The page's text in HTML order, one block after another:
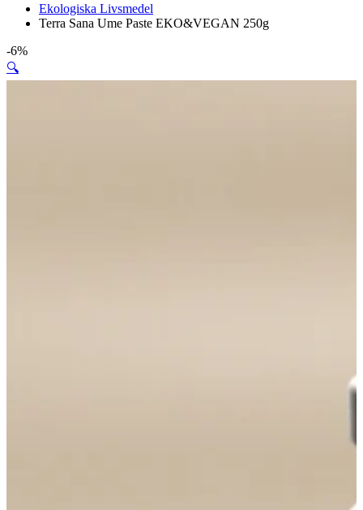
Ekologiska Livsmedel
Terra Sana Ume Paste EKO&VEGAN 250g
-6%
🔍